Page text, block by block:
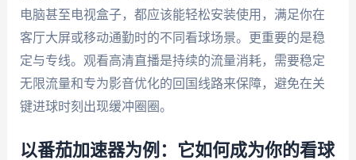
电脑甚至电视盒子，都应该能轻松安装使用，满足你在
客厅大屏或移动通勤时的不同看球场景。更重要的是稳
定与专线。观看高清直播是持续的流量消耗，需要稳定
无限流量和专为影音优化的回国线路来保障，避免在关
键进球时刻出现缓冲圈圈。
以番茄加速器为例：它如何成为你的看球